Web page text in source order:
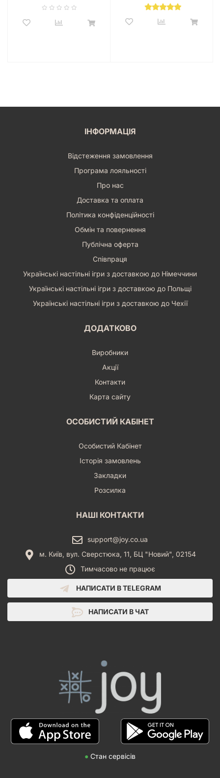
ІНФОРМАЦІЯ
Відстеження замовлення
Програма лояльності
Про нас
Доставка та оплата
Політика конфіденційності
Обмін та повернення
Публічна оферта
Співпраця
Українські настільні ігри з доставкою до Німеччини
Українські настільні ігри з доставкою до Польщі
Українські настільні ігри з доставкою до Чехії
ДОДАТКОВО
Виробники
Акції
Контакти
Карта сайту
ОСОБИСТИЙ КАБІНЕТ
Особистий Кабінет
Історія замовлень
Закладки
Розсилка
НАШІ КОНТАКТИ
support@joy.co.ua
м. Київ, вул. Сверстюка, 11, БЦ "Новий", 02154
Тимчасово не працює
НАПИСАТИ В TELEGRAM
НАПИСАТИ В ЧАТ
● Стан сервісів